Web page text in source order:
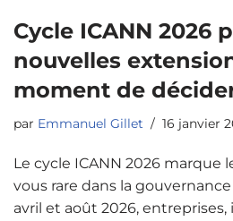
Cycle ICANN 2026
nouvelles
moment de
par Emmanuel Gillet 16 janvier
Le cycle ICANN 2026 marque
vous rare dans la
avril et août 2026,